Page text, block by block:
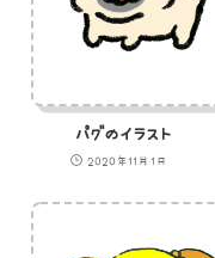
パグのイラスト
2020年11月1日